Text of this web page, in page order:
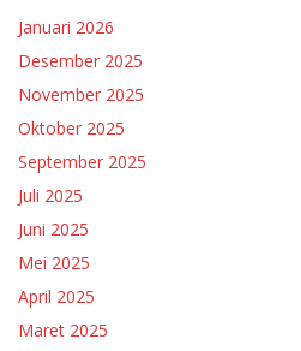
Januari 2026
Desember 2025
November 2025
Oktober 2025
September 2025
Juli 2025
Juni 2025
Mei 2025
April 2025
Maret 2025